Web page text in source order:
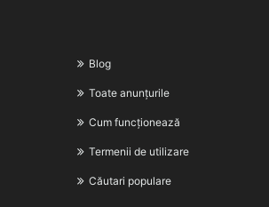
Blog
Toate anunțurile
Cum funcționează
Termenii de utilizare
Căutari populare